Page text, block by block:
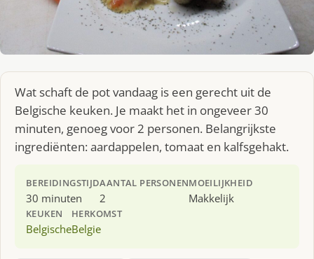
Wat schaft de pot vandaag is een gerecht uit de
Belgische keuken. Je maakt het in ongeveer 30
minuten, genoeg voor 2 personen. Belangrijkste
ingrediënten: aardappelen, tomaat en kalfsgehakt.
BEREIDINGSTIJD
30 minuten
AANTAL PERSONEN
2
MOEILIJKHEID
Makkelijk
KEUKEN
Belgische
HERKOMST
Belgie